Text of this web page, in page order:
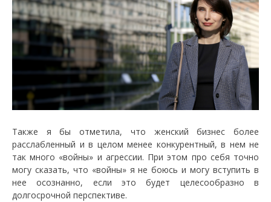
Также я бы отметила, что женский бизнес более
расслабленный и в целом менее конкурентный, в нем не
так много «войны» и агрессии. При этом про себя точно
могу сказать, что «войны» я не боюсь и могу вступить в
нее осознанно, если это будет целесообразно в
долгосрочной перспективе.